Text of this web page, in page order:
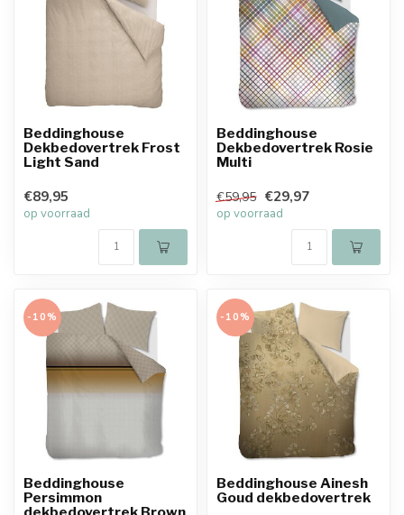
Beddinghouse
Dekbedovertrek Frost
Light Sand
€89,95
op voorraad
Beddinghouse
Dekbedovertrek Rosie
Multi
€59,95 €29,97
op voorraad
-10%
Beddinghouse
Persimmon
-10%
Beddinghouse Ainesh
Goud dekbedovertrek